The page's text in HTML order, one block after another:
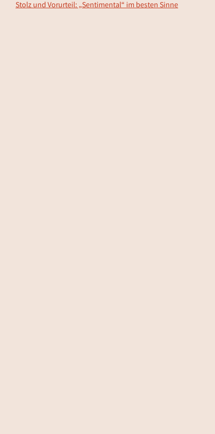
Stolz und Vorurteil: „Sentimental“ im besten Sinne